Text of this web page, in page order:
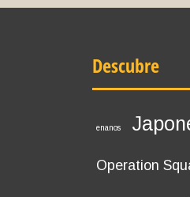
Descubre
enanos
Operation